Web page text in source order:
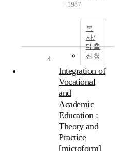
1987
복
사/
대출
신청
4
Integration of
Vocational
and
Academic
Education :
Theory and
Practice
[microform]